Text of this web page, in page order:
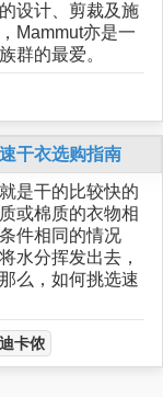
设计、剪裁及施
Mammut亦是一
群的最爱。
速干衣选购指南
干的比较快的
或棉质的衣物相
件相同的情况
水分挥发出去，
么，如何挑选速
迪卡侬